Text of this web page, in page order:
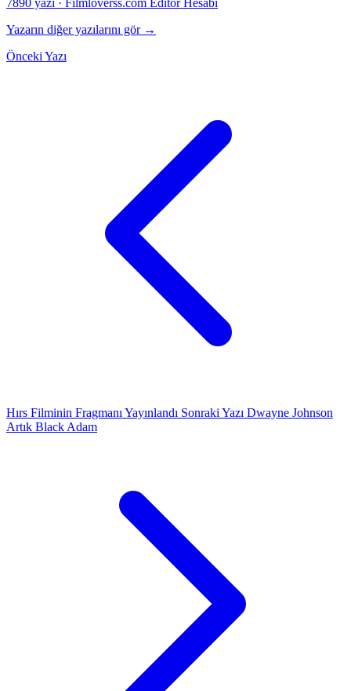
Yazarın diğer yazılarını gör →
Önceki Yazı
Hırs Filminin Fragmanı Yayınlandı Sonraki Yazı Dwayne Johnson
Artık Black Adam